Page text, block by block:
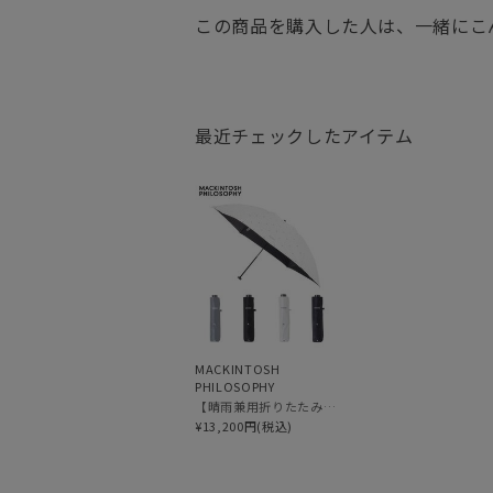
この商品を購入した人は、一緒に
最近チェックしたアイテム
MACKINTOSH
PHILOSOPHY
【晴雨兼用折りたたみ日傘】マッキントッシュ フィロソフィー (MACKINTOSH PHILOSOPHY) アンブレラモチーフ
¥13,200円(税込)